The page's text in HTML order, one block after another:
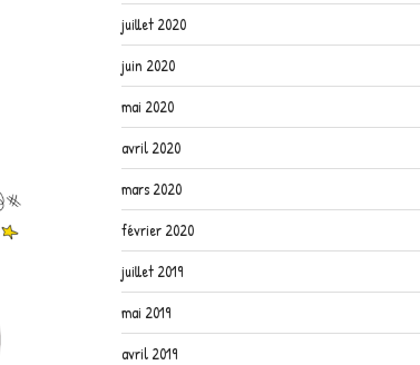
juillet 2020
juin 2020
mai 2020
avril 2020
mars 2020
février 2020
juillet 2019
mai 2019
avril 2019